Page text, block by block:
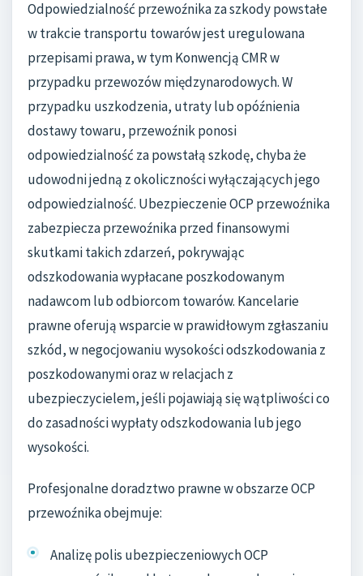
Odpowiedzialność przewoźnika za szkody powstałe
w trakcie transportu towarów jest uregulowana
przepisami prawa, w tym Konwencją CMR w
przypadku przewozów międzynarodowych. W
przypadku uszkodzenia, utraty lub opóźnienia
dostawy towaru, przewoźnik ponosi
odpowiedzialność za powstałą szkodę, chyba że
udowodni jedną z okoliczności wyłączających jego
odpowiedzialność. Ubezpieczenie OCP przewoźnika
zabezpiecza przewoźnika przed finansowymi
skutkami takich zdarzeń, pokrywając
odszkodowania wypłacane poszkodowanym
nadawcom lub odbiorcom towarów. Kancelarie
prawne oferują wsparcie w prawidłowym zgłaszaniu
szkód, w negocjowaniu wysokości odszkodowania z
poszkodowanymi oraz w relacjach z
ubezpieczycielem, jeśli pojawiają się wątpliwości co
do zasadności wypłaty odszkodowania lub jego
wysokości.
Profesjonalne doradztwo prawne w obszarze OCP
przewoźnika obejmuje:
Analizę polis ubezpieczeniowych OCP